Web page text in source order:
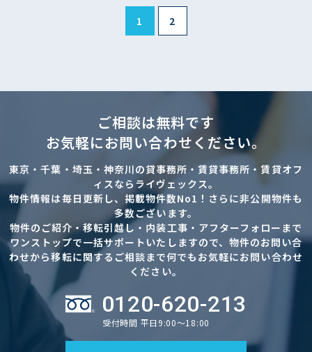
1 2
ご相談は無料です
お気軽にお問い合わせください。
東京・千葉・埼玉・神奈川の貸事務所・賃貸事務所・賃貸オフ
ィスならライヴェックス。
物件情報は毎日更新し、掲載物件数No1！さらに非公開物件も
多数ございます。
物件のご紹介・移転引越し・内装工事・アフターフォローまで
ワンストップで一括サポートいたしますので、物件のお問い合
わせから移転に関するご相談まで何でもお気軽にお問い合わせ
ください。
0120-620-213
受付時間 平日9:00～18:00